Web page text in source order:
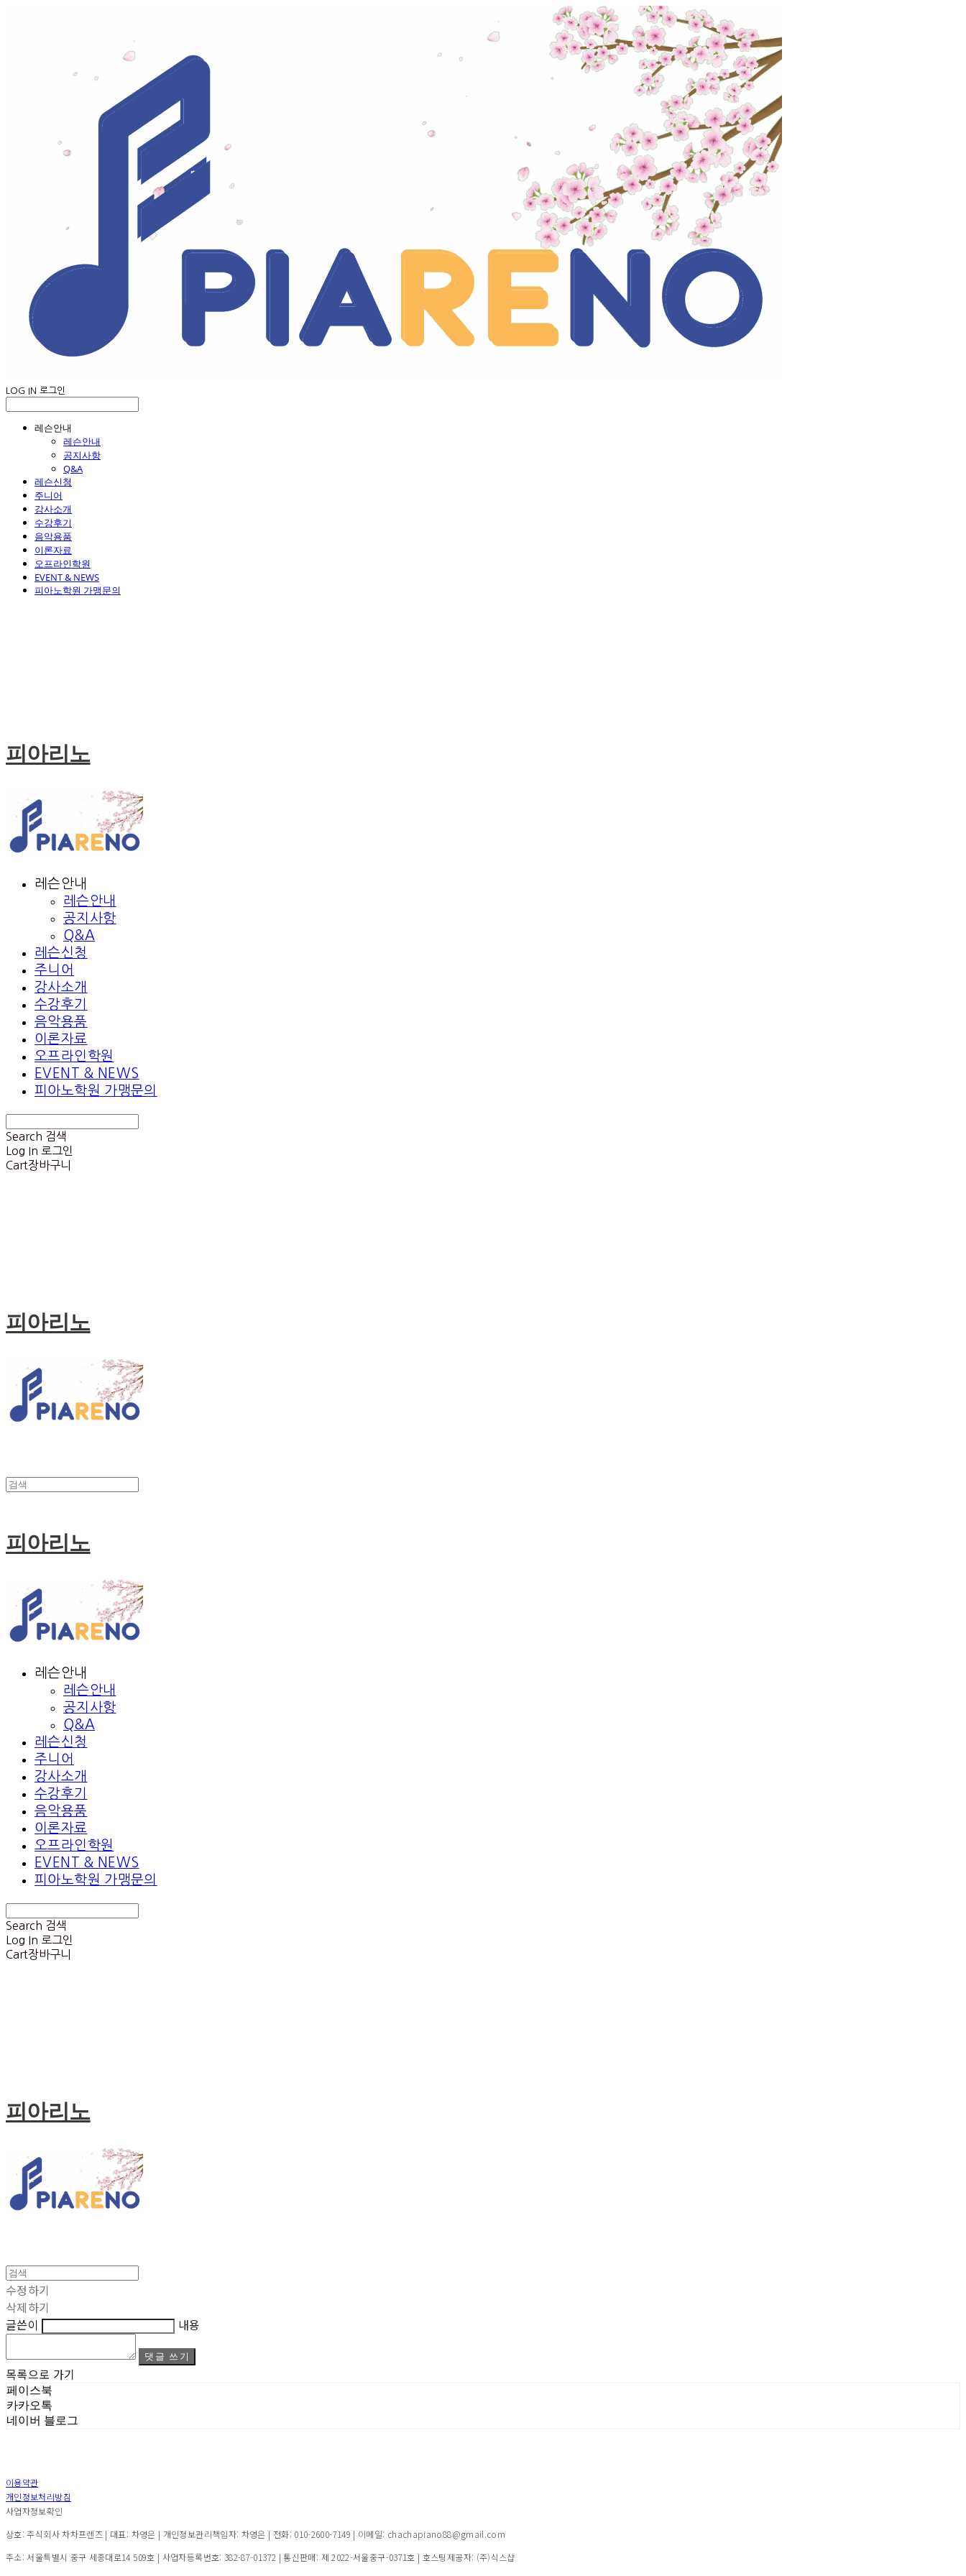
LOG IN 로그인
레슨안내
레슨안내
공지사항
Q&A
레슨신청
주니어
강사소개
수강후기
음악용품
이론자료
오프라인학원
EVENT & NEWS
피아노학원 가맹문의
피아리노
레슨안내
레슨안내
공지사항
Q&A
레슨신청
주니어
강사소개
수강후기
음악용품
이론자료
오프라인학원
EVENT & NEWS
피아노학원 가맹문의
Search 검색
Log In 로그인
Cart장바구니
피아리노
피아리노
레슨안내
레슨안내
공지사항
Q&A
레슨신청
주니어
강사소개
수강후기
음악용품
이론자료
오프라인학원
EVENT & NEWS
피아노학원 가맹문의
Search 검색
Log In 로그인
Cart장바구니
피아리노
수정하기
삭제하기
글쓴이
내용
댓글 쓰기
목록으로 가기
페이스북
카카오톡
네이버 블로그
이용약관
개인정보처리방침
사업자정보확인
상호: 주식회사 차차프렌즈 | 대표: 차영은 | 개인정보관리책임자: 차영은 | 전화: 010-2600-7149 | 이메일: chachapiano88@gmail.com
주소: 서울특별시 중구 세종대로14 509호 | 사업자등록번호: 382-87-01372 | 통신판매: 제 2022-서울중구-0371호 | 호스팅제공자: (주)식스샵